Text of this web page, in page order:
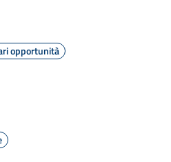
opportunità